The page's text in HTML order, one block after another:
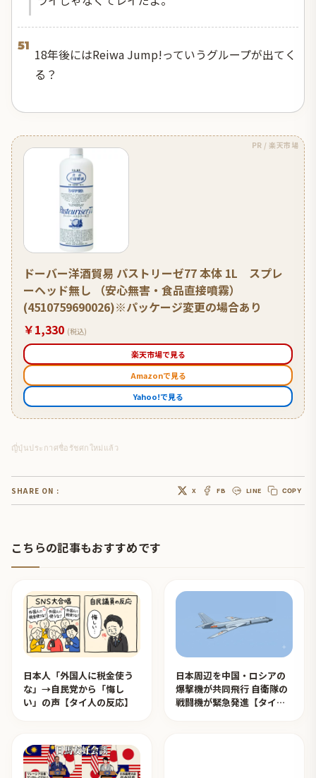
51
18年後にはReiwa Jump!っていうグループが出てく
る？
PR / 楽天市場
ドーバー洋酒貿易 パストリーゼ77 本体 1L スプレ
ーヘッド無し （安心無害・食品直接噴霧）
(4510759690026)※パッケージ変更の場合あり
￥1,330 (税込)
楽天市場で見る
Amazonで見る
Yahoo!で見る
ญี่ปุ่นประกาศชื่อรัชศกใหม่แล้ว
SHARE ON : X FB LINE COPY
こちらの記事もおすすめです
日本人「外国人に税金使う
な」→自民党から「悔し
い」の声【タイ人の反応】
日本周辺を中国・ロシアの
爆撃機が共同飛行 自衛隊の
戦闘機が緊急発進【タイ人